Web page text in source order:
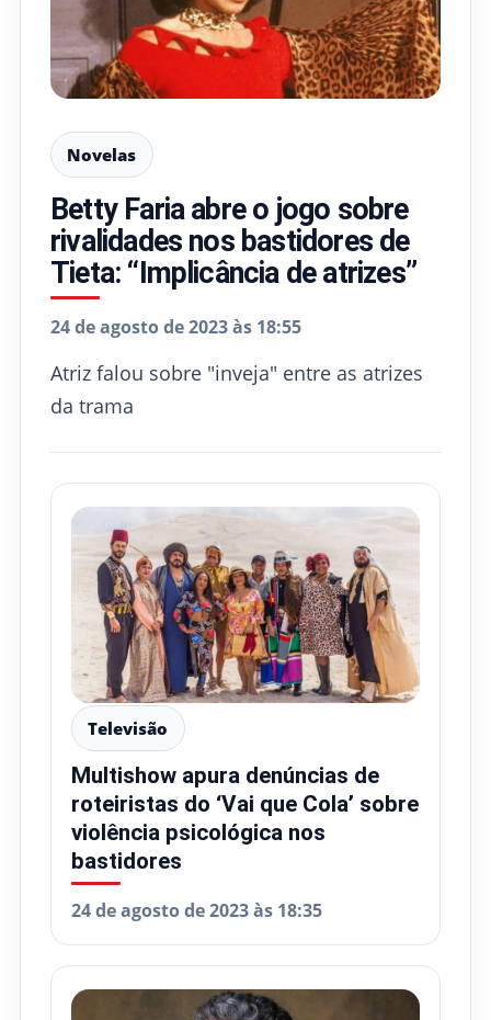
Novelas
Betty Faria abre o jogo sobre
rivalidades nos bastidores de
Tieta: “Implicância de atrizes”
24 de agosto de 2023 às 18:55
Atriz falou sobre "inveja" entre as atrizes
da trama
Televisão
Multishow apura denúncias de
roteiristas do ‘Vai que Cola’ sobre
violência psicológica nos
bastidores
24 de agosto de 2023 às 18:35